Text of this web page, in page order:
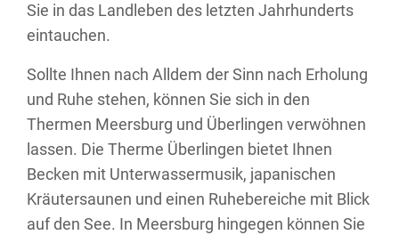
Sie in das Landleben des letzten Jahrhunderts
eintauchen.
Sollte Ihnen nach Alldem der Sinn nach Erholung
und Ruhe stehen, können Sie sich in den
Thermen Meersburg und Überlingen verwöhnen
lassen. Die Therme Überlingen bietet Ihnen
Becken mit Unterwassermusik, japanischen
Kräutersaunen und einen Ruhebereiche mit Blick
auf den See. In Meersburg hingegen können Sie